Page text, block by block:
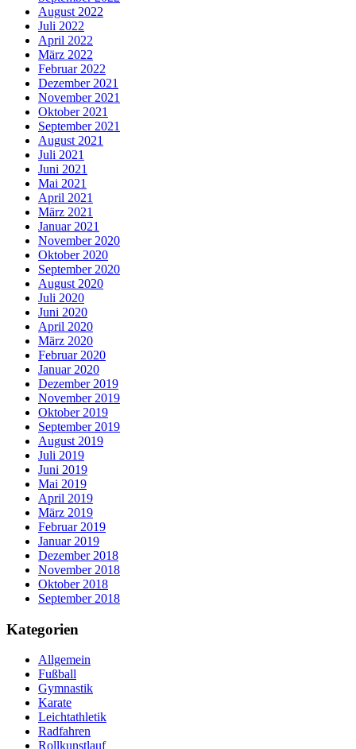
August 2022
Juli 2022
April 2022
März 2022
Februar 2022
Dezember 2021
November 2021
Oktober 2021
September 2021
August 2021
Juli 2021
Juni 2021
Mai 2021
April 2021
März 2021
Januar 2021
November 2020
Oktober 2020
September 2020
August 2020
Juli 2020
Juni 2020
April 2020
März 2020
Februar 2020
Januar 2020
Dezember 2019
November 2019
Oktober 2019
September 2019
August 2019
Juli 2019
Juni 2019
Mai 2019
April 2019
März 2019
Februar 2019
Januar 2019
Dezember 2018
November 2018
Oktober 2018
September 2018
Kategorien
Allgemein
Fußball
Gymnastik
Karate
Leichtathletik
Radfahren
Rollkunstlauf